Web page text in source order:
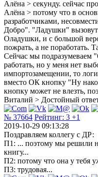
Алёна > секунду. сейчас
Алёна > потому что в
разработчиками,
Добро". "Ладушки"
Оладушки, и с большой
пожрать, а не поработать.
Сейчас мы подразумеваем
работать, но у меня нет
импортозамещении, то
вместо ОК кнопку "Ну
кнопку может не влезть,
Виталий > Достойный
№ 37664 Рейтинг: 3 +1
2019-10-29 09:13:28
Поздравляем коллегу с ДР:
П1: ... поэтому мы решили
книгу...
П2: потому что она у тебя
П3: трудовая...